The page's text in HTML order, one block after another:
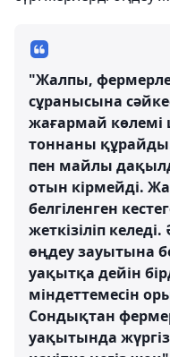
"Жалпы,
сұранысына
жағармай
тоннаны
пен майлы
отын кірмейді.
белгіленген
жеткізіліп
өңдеу зауытына
уақытқа дейін
міндеттемесін
Сондықтан
уақытында